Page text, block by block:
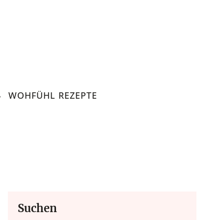
WOHFÜHL REZEPTE
Suchen